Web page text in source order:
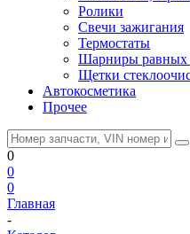
Ролики
Свечи зажигания
Термостаты
Шарниры равных
Щетки
Автокосметика
Прочее
0
0
0
Главная
-